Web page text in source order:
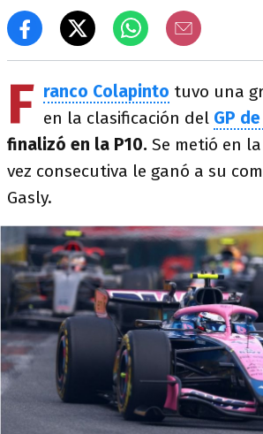
F ranco Colapinto tuvo una
en la clasificación del GP
finalizó en la P10. Se metió en
vez consecutiva le ganó a su
Gasly.